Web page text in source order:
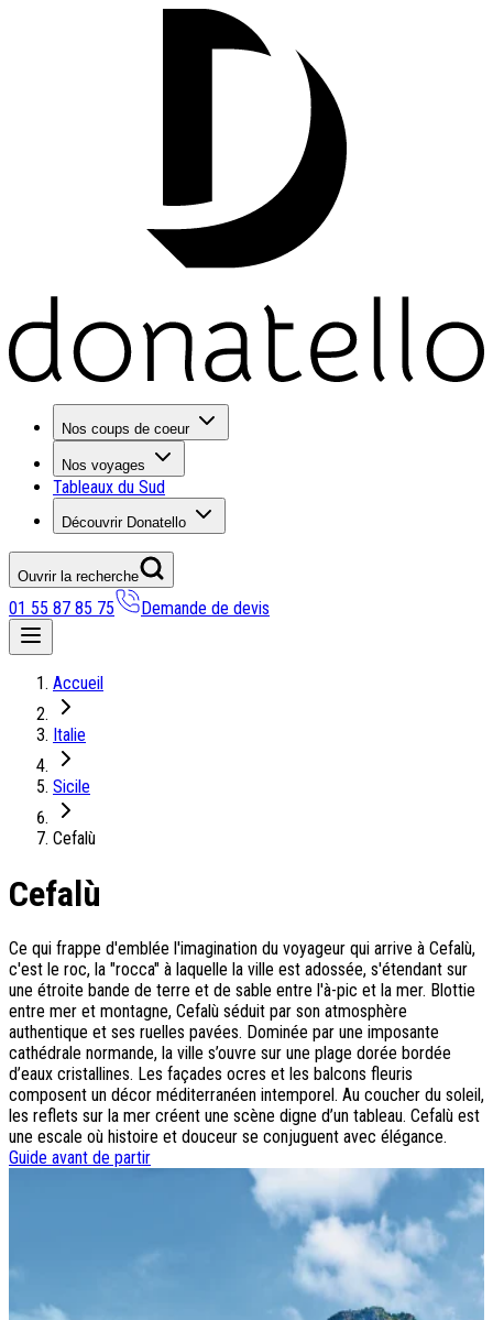
Nos coups de coeur
Nos voyages
Tableaux du Sud
Découvrir Donatello
Ouvrir la recherche
01 55 87 85 75 Demande de devis
Nos coups de coeur
On adore
Voyage en petit groupe au Parthénope
Nos voyages
Destinations
Croatie
Espagne
Grèce
Italie
Portugal
Slovénie
Circuits en petit groupe
Accueil
Italie
Sicile
Cefalù
Cefalù
Ce qui frappe d'emblée l'imagination du voyageur qui arrive à Cefalù,
c'est le roc, la "rocca" à laquelle la ville est adossée, s'étendant sur
une étroite bande de terre et de sable entre l'à-pic et la mer. Blottie
entre mer et montagne, Cefalù séduit par son atmosphère
authentique et ses ruelles pavées. Dominée par une imposante
cathédrale normande, la ville s’ouvre sur une plage dorée bordée
d’eaux cristallines. Les façades ocres et les balcons fleuris
composent un décor méditerranéen intemporel. Au coucher du soleil,
les reflets sur la mer créent une scène digne d’un tableau. Cefalù est
une escale où histoire et douceur se conjuguent avec élégance.
Guide avant de partir